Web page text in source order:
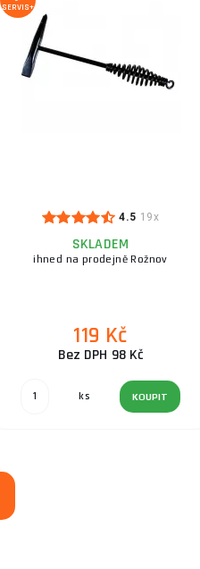
SERVIS+
4.5 19x
SKLADEM
ihned na prodejně Rožnov
119 Kč
Bez DPH 98 Kč
ks KOUPIT